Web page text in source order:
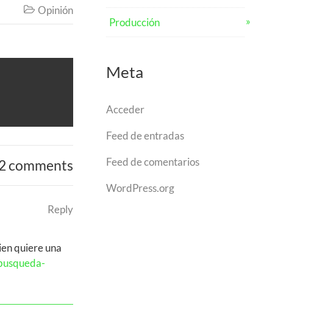
 Opinión
comments
Reply
quiere una
Producción
Meta
Acceder
Feed de entradas
Feed de comentarios
WordPress.org